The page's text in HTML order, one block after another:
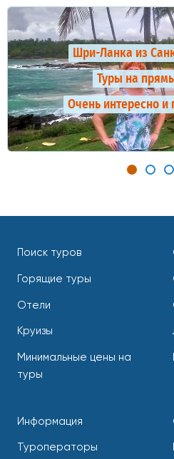
Шри-Ланка из
Туры на
Очень интересно и
Поиск туров
Горящие туры
Отели
Круизы
Минимальные цены на
туры
Информация
Туроператоры